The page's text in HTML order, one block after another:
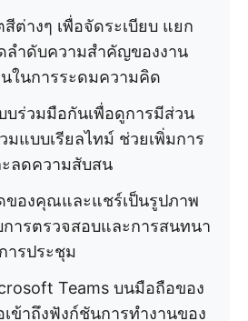
ต่างๆ เพื่อจัดระเบียบ แยก
ลำดับความสำคัญของงาน
ในการระดมความคิด
บร่วมมือกันเพื่อดูการมีส่วน
มแบบเรียลไทม์ ช่วยเพิ่มการ
ลดความสับสน
ของคุณและแชร์เป็นรูปภาพ
ารตรวจสอบและการสนทนา
ารประชุม
Teams บนมือถือของ
ข้าถึงฟังก์ชันการทำงานของ